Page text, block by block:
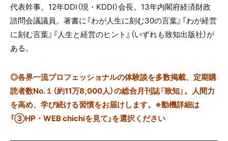
代表幹事。 12年DDI（現・ KDDI）会長。 13年内閣府経済財政
諮問会議議員。著書に『わが人生に刻む30の言葉』『わが経営
に刻む言葉』『人生と経営のヒント』（いずれも致知出版社）が
ある。
◎各界一流プロフェッショナルの体験談を多数掲載、定期購
読者数No.１（約11万8,000人）の総合月刊誌『致知』。人間力
を高め、学び続ける習慣をお届けします。※動機詳細は
「③HP・WEB chichiを見て」を選択ください